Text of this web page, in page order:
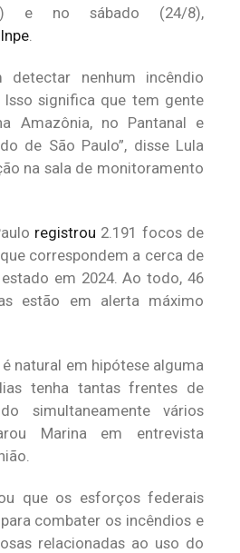
e no sábado (24/8),
.
detectar nenhum incêndio
Isso significa que tem gente
Amazônia, no Pantanal e
de São Paulo”, disse Lula
na sala de monitoramento
registrou 2.191 focos de
correspondem a cerca de
em 2024. Ao todo, 46
estão em alerta máximo
é natural em hipótese alguma
tenha tantas frentes de
simultaneamente vários
Marina em entrevista
que os esforços federais
combater os incêndios e
relacionadas ao uso do